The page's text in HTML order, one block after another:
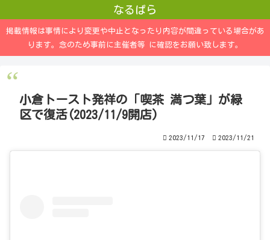
なるぱら
掲載情報は事情により変更や中止となったり内容が間違っている場合があ
ります。念のため事前に主催者等 に確認をお願い致します。
小倉トースト発祥の「喫茶 満つ葉」が緑
区で復活(2023/11/9開店)
2023/11/17 2023/11/21